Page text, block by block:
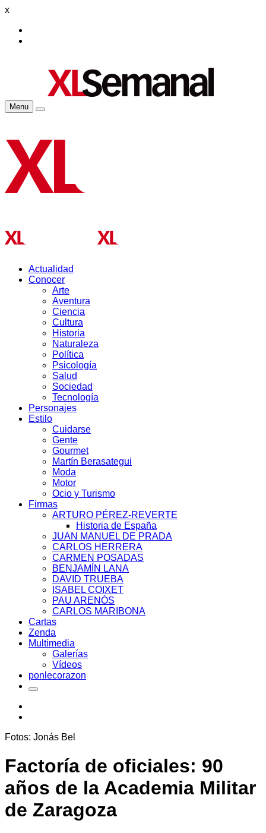
x
Menu
Actualidad
Conocer
Arte
Aventura
Ciencia
Cultura
Historia
Naturaleza
Política
Psicología
Salud
Sociedad
Tecnología
Personajes
Estilo
Cuidarse
Gente
Gourmet
Martín Berasategui
Moda
Motor
Ocio y Turismo
Firmas
ARTURO PÉREZ-REVERTE
Historia de España
JUAN MANUEL DE PRADA
CARLOS HERRERA
CARMEN POSADAS
BENJAMÍN LANA
DAVID TRUEBA
ISABEL COIXET
PAU ARENÓS
CARLOS MARIBONA
Cartas
Zenda
Multimedia
Galerías
Vídeos
ponlecorazon
Fotos: Jonás Bel
Factoría de oficiales: 90
años de la Academia Militar
de Zaragoza